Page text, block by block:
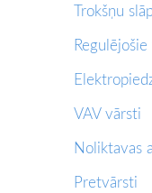
Trokšņu
VAV vārsti
Noliktavas
Pretvārsti